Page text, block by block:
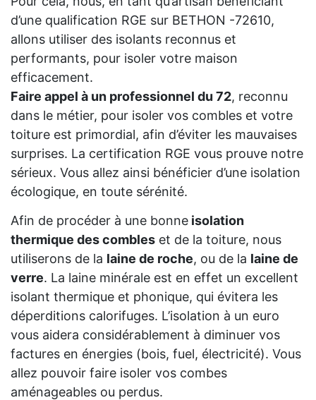
d’une qualification RGE sur BETHON -72610,
allons utiliser des isolants reconnus et
performants, pour isoler votre maison
efficacement.
Faire appel à un professionnel du 72, reconnu
dans le métier, pour isoler vos combles et votre
toiture est primordial, afin d’éviter les mauvaises
surprises. La certification RGE vous prouve notre
sérieux. Vous allez ainsi bénéficier d’une isolation
écologique, en toute sérénité.
Afin de procéder à une bonne isolation
thermique des combles et de la toiture, nous
utiliserons de la laine de roche, ou de la laine de
verre. La laine minérale est en effet un excellent
isolant thermique et phonique, qui évitera les
déperditions calorifuges. L’isolation à un euro
vous aidera considérablement à diminuer vos
factures en énergies (bois, fuel, électricité). Vous
allez pouvoir faire isoler vos combes
aménageables ou perdus.